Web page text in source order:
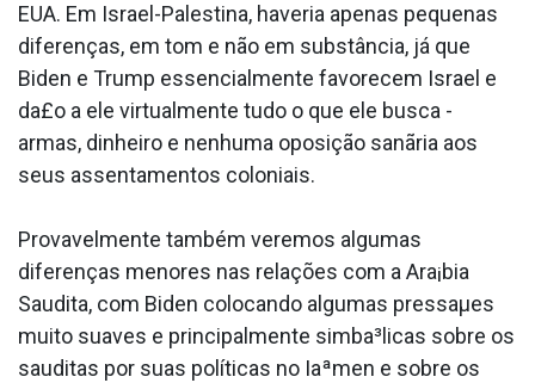
EUA. Em Israel-Palestina, haveria apenas pequenas
diferenças, em tom e não em substância, já que
Biden e Trump essencialmente favorecem Israel e
da£o a ele virtualmente tudo o que ele busca -
armas, dinheiro e nenhuma oposição sanãria aos
seus assentamentos coloniais.
Provavelmente também veremos algumas
diferenças menores nas relações com a Ara¡bia
Saudita, com Biden colocando algumas pressaµes
muito suaves e principalmente simba³licas sobre os
sauditas por suas políticas no Iaªmen e sobre os